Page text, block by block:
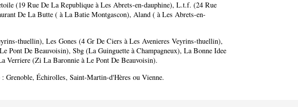
(19 Rue De La Republique à Les Abrets-en-dauphine), L.t.f. (24 Rue
De La Butte ( à La Batie Montgascon), Aland ( à Les Abrets-en-
thuellin), Les Gones (4 Gr De Ciers à Les Avenieres Veyrins-thuellin),
Pont De Beauvoisin), Sbg (La Guinguette à Champagneux), La Bonne Idee
Verriere (Zi La Baronnie à Le Pont De Beauvoisin).
: Grenoble, Échirolles, Saint-Martin-d'Hères ou Vienne.